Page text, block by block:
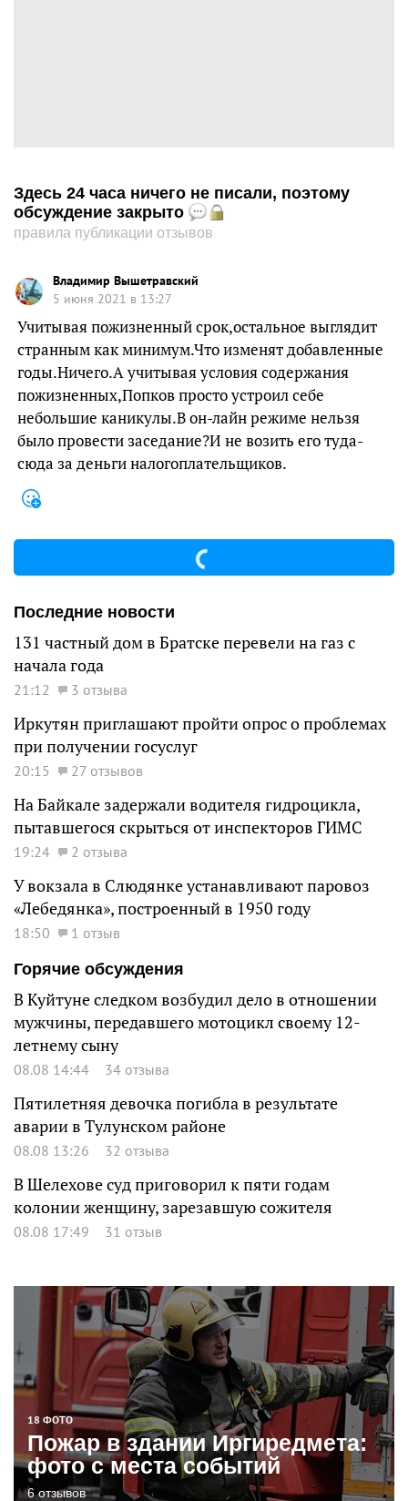
Здесь 24 часа ничего не писали, поэтому
обсуждение закрыто
правила публикации отзывов
Владимир Вышетравский
5 июня 2021 в 13:27
Учитывая пожизненный срок,остальное выглядит
странным как минимум.Что изменят добавленные
годы.Ничего.А учитывая условия содержания
пожизненных,Попков просто устроил себе
небольшие каникулы.В он-лайн режиме нельзя
было провести заседание?И не возить его туда-
сюда за деньги налогоплательщиков.
Последние новости
131 частный дом в Братске перевели на газ с
начала года
21:12 3 отзыва
Иркутян приглашают пройти опрос о проблемах
при получении госуслуг
20:15 27 отзывов
На Байкале задержали водителя гидроцикла,
пытавшегося скрыться от инспекторов ГИМС
19:24 2 отзыва
У вокзала в Слюдянке устанавливают паровоз
«Лебедянка», построенный в 1950 году
18:50
1 отзыв
Горячие обсуждения
В Куйтуне следком возбудил дело в отношении
мужчины, передавшего мотоцикл своему 12-
летнему сыну
08.08 14:44 34 отзыва
Пятилетняя девочка погибла в результате
аварии в Тулунском районе
08.08 13:26 32 отзыва
В Шелехове суд приговорил к пяти годам
колонии женщину, зарезавшую сожителя
08.08 17:49 31 отзыв
18 ФОТО
Пожар в здании Иргиредмета:
фото с места событий
6 отзывов